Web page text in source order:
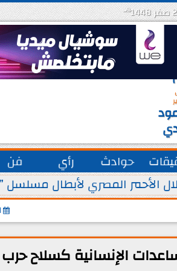
هـ
حوادث رأي فن
الأحمر المصري لأبطال مسلسل
الإنسانية كسلاح